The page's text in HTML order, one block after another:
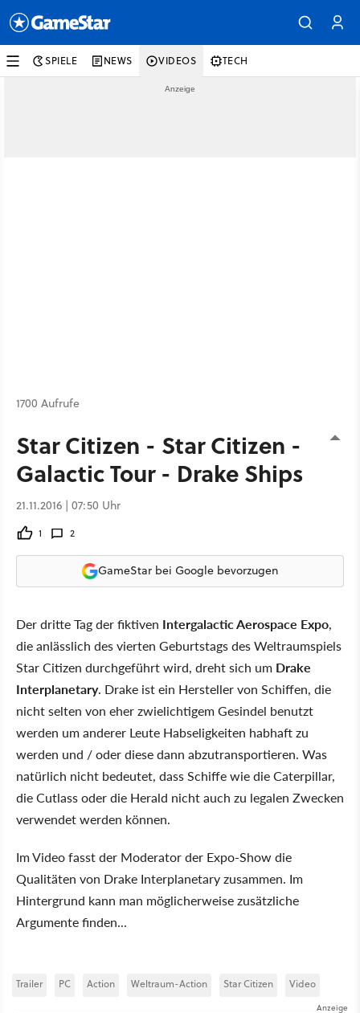
SPIELE NEWS VIDEOS TECH
1700 Aufrufe
Star Citizen - Star Citizen -
Galactic Tour - Drake Ships
21.11.2016 | 07:50 Uhr
1 2
GameStar bei Google bevorzugen
Der dritte Tag der fiktiven Intergalactic Aerospace Expo,
die anlässlich des vierten Geburtstags des Weltraumspiels
Star Citizen durchgeführt wird, dreht sich um Drake
Interplanetary. Drake ist ein Hersteller von Schiffen, die
nicht selten von eher zwielichtigem Gesindel benutzt
werden um anderer Leute Habseligkeiten habhaft zu
werden und / oder diese dann abzutransportieren. Was
natürlich nicht bedeutet, dass Schiffe wie die Caterpillar,
die Cutlass oder die Herald nicht auch zu legalen Zwecken
verwendet werden können.
Im Video fasst der Moderator der Expo-Show die
Qualitäten von Drake Interplanetary zusammen. Im
Hintergrund kann man möglicherweise zusätzliche
Argumente finden...
Trailer PC Action Weltraum-Action Star Citizen Video